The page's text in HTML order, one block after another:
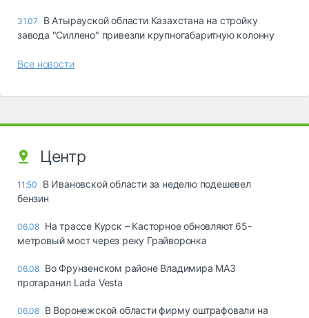
31.07
В Атырауской области Казахстана на стройку
завода "Силлено" привезли крупногабаритную колонну
Все новости
Центр
11:50
В Ивановской области за неделю подешевел
бензин
06.08 На трассе Курск – Касторное обновляют 65-
метровый мост через реку Грайворонка
06.08 Во Фрунзенском районе Владимира МАЗ
протаранил Lada Vesta
06.08 В Воронежской области фирму оштрафовали на